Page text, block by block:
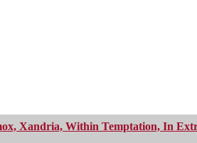
Xandria, Within Temptation, In